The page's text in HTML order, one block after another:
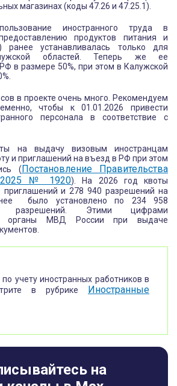
магазинах (коды 47.26 и 47.25.1).
иностранного труда в
продуктов питания и
ранее устанавливалась только для
областей. Теперь же ее
в размере 50%, при этом в Калужской
в проекте очень много. Рекомендуем
чтобы к 01.01.2026 привести
персонала в соответствие с
на выдачу визовым иностранцам
и приглашений на въезд в РФ при этом
(Постановление Правительства
№ 1920). На 2026 год квоты
и 278 940 разрешений на
было установлено по 234 958
разрешений. Этими цифрами
органы МВД России при выдаче
учету иностранных работников в
в рубрике Иностранные
на